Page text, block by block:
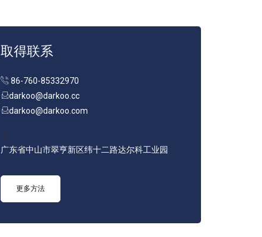
取得联系
86-760-85332970
darkoo@darkoo.cc
darkoo@darkoo.com
广东省中山市翠亨新区纬十二路达尔科工业园
更多方法